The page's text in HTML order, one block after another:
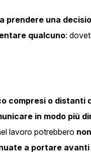
prendere una
qualcuno:
compresi o distanti
in modo più
lavoro potrebbero
a portare